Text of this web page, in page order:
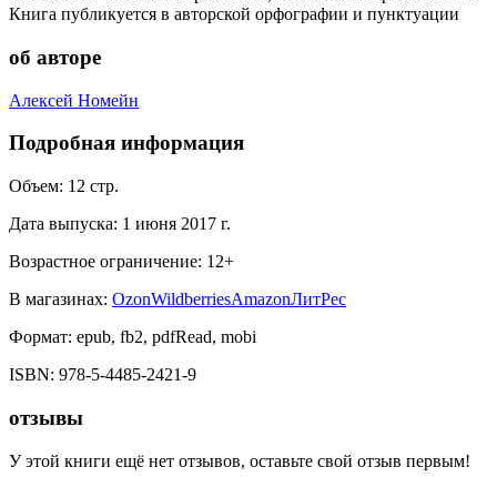
Книга публикуется в авторской орфографии и пунктуации
об авторе
Алексей Номейн
Подробная информация
Объем: 12 стр.
Дата выпуска: 1 июня 2017 г.
Возрастное ограничение: 12+
В магазинах: OzonWildberriesAmazonЛитРес
Формат: epub, fb2, pdfRead, mobi
ISBN: 978-5-4485-2421-9
отзывы
У этой книги ещё нет отзывов, оставьте свой отзыв первым!